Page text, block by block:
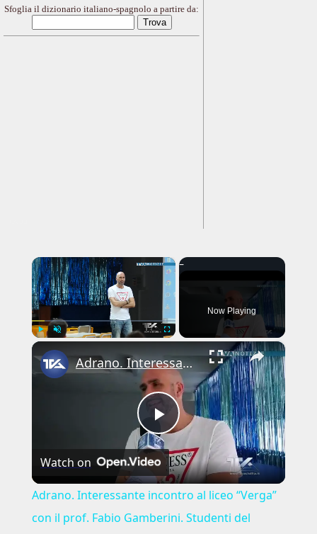
Sfoglia il dizionario italiano-spagnolo a partire da:
×
Now Playing
×
Play
Video
Adrano. Interessante incontro al liceo “Verga” con il prof. Fabio Gamberini. Studenti del Linguistic
Watch on
Adrano. Interessante incontro al liceo “Verga”
con il prof. Fabio Gamberini. Studenti del